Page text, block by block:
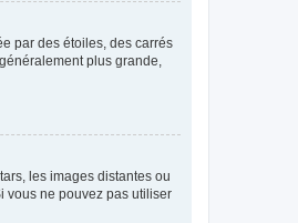
par des étoiles, des carrés
plus grande,
les images distantes ou
vous ne pouvez pas utiliser